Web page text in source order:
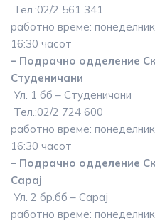
Тел.:02/2 561 341
работно време:
16:30 часот
– Подрачно одделение
Студеничани
Ул. 1 бб – Студеничани
Тел.:02/2 724 600
работно време:
16:30 часот
– Подрачно одделение
Сарај
Ул. 2 бр.бб – Сарај
работно време: